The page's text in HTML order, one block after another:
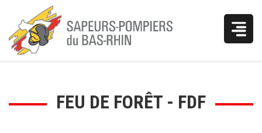
êtes
FEU DE FORÊT - FDF